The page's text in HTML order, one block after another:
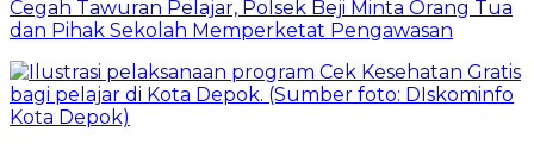
Cegah Tawuran Pelajar, Polsek Beji Minta Orang Tua
dan Pihak Sekolah Memperketat Pengawasan